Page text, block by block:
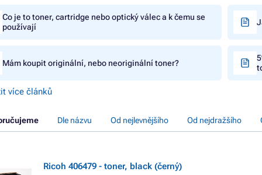
Co je to toner, cartridge nebo optický válec a k čemu se
používají
Mám koupit originální, nebo neoriginální toner?
více článků
Dle názvu Od nejlevnějšího Od nejdražšího
Ricoh 406479 - toner, black (černý)